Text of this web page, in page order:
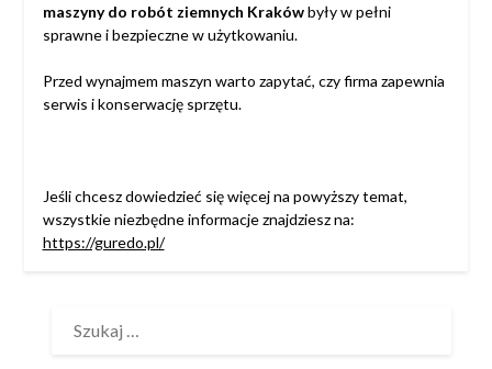
maszyny do robót ziemnych Krakówbyły w pełni
sprawne i bezpieczne w użytkowaniu.
Przed wynajmem maszyn warto zapytać, czy firma zapewnia
serwis i konserwację sprzętu.
Jeśli chcesz dowiedzieć się więcej na powyższy temat,
wszystkie niezbędne informacje znajdziesz na:
https://guredo.pl/